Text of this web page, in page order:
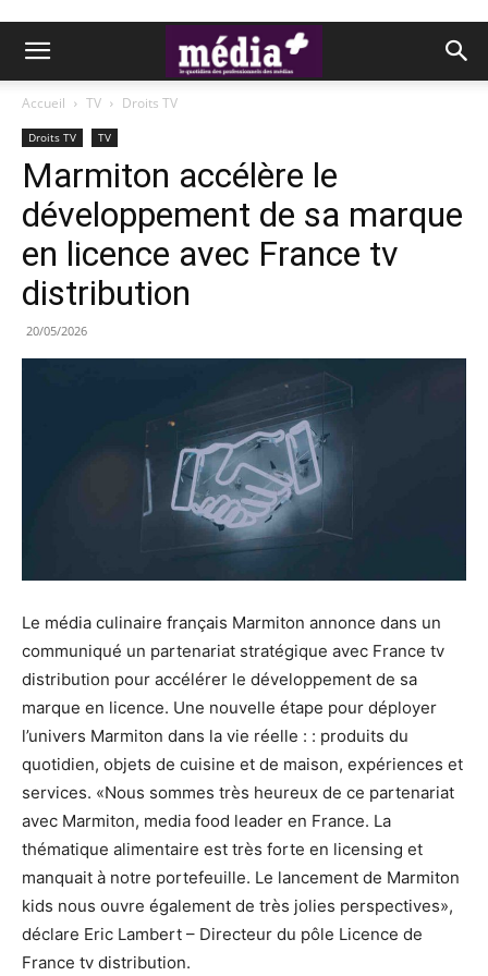
Accueil TV Droits TV
Droits TV TV
Marmiton accélère le
développement de sa marque
en licence avec France tv
distribution
20/05/2026
Le média culinaire français Marmiton annonce dans un
communiqué un partenariat stratégique avec France tv
distribution pour accélérer le développement de sa
marque en licence. Une nouvelle étape pour déployer
l’univers Marmiton dans la vie réelle : : produits du
quotidien, objets de cuisine et de maison, expériences et
services. «Nous sommes très heureux de ce partenariat
avec Marmiton, media food leader en France. La
thématique alimentaire est très forte en licensing et
manquait à notre portefeuille. Le lancement de Marmiton
kids nous ouvre également de très jolies perspectives»,
déclare Eric Lambert – Directeur du pôle Licence de
France tv distribution.